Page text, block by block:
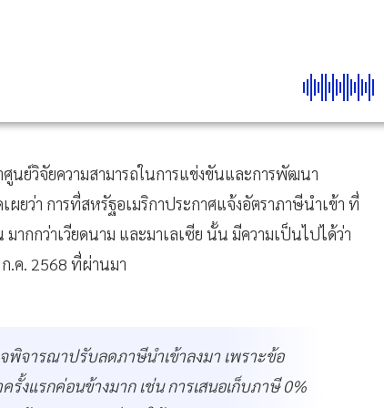
ศูนย์วิจัยความสามารถในการแข่งขันและการพัฒนา
ยว่า การที่สหรัฐอเมริกาประกาศแจ้งอัตราภาษีนำเข้า ที่
ากกว่าเวียดนาม และมาเลเซีย นั้น มีความเป็นไปได้ว่า
.ค. 2568 ที่ผ่านมา
พิจารณาปรับลดภาษีนำเข้าลงมา เพราะข้อ
งแรกค่อนข้างมาก เช่น การเสนอเก็บภาษี 0%